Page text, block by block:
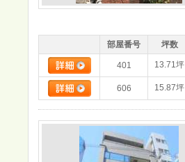
部屋番号 坪数
401 13.71坪
606 15.87坪